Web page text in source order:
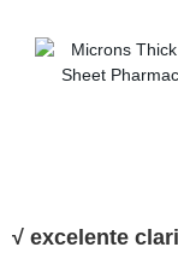
√ excelente